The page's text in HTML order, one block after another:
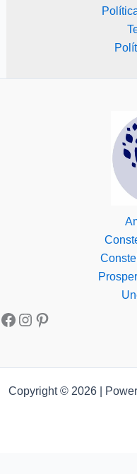
Copyright © 2026 |